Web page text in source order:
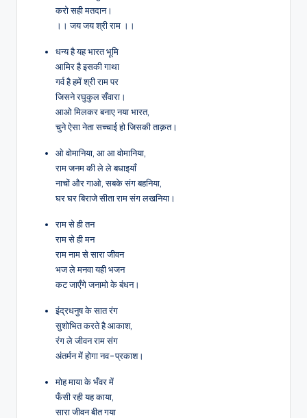
करो सही मतदान।
।। जय जय श्री राम ।।
धन्य है यह भारत भूमि
आमिर है इसकी गाथा
गर्व है हमें श्री राम पर
जिसने रघुकुल सँवारा।
आओ मिलकर बनाए नया भारत,
चुने ऐसा नेता सच्चाई हो जिसकी ताक़त।
ओ वोमानिया, आ आ वोमानिया,
राम जनम की ले ले बधाइयाँ
नाचों और गाओ, सबके संग बहनिया,
घर घर बिराजे सीता राम संग लखनिया।
राम से ही तन
राम से ही मन
राम नाम से सारा जीवन
भज ले मनवा यही भजन
कट जाएँगे जनामो के बंधन।
इंद्रधनुष के सात रंग
सुशोभित करते है आकाश,
रंग ले जीवन राम संग
अंतर्मन में होगा नव-प्रकाश।
मोह माया के भँवर में
फँसी रही यह काया,
सारा जीवन बीत गया